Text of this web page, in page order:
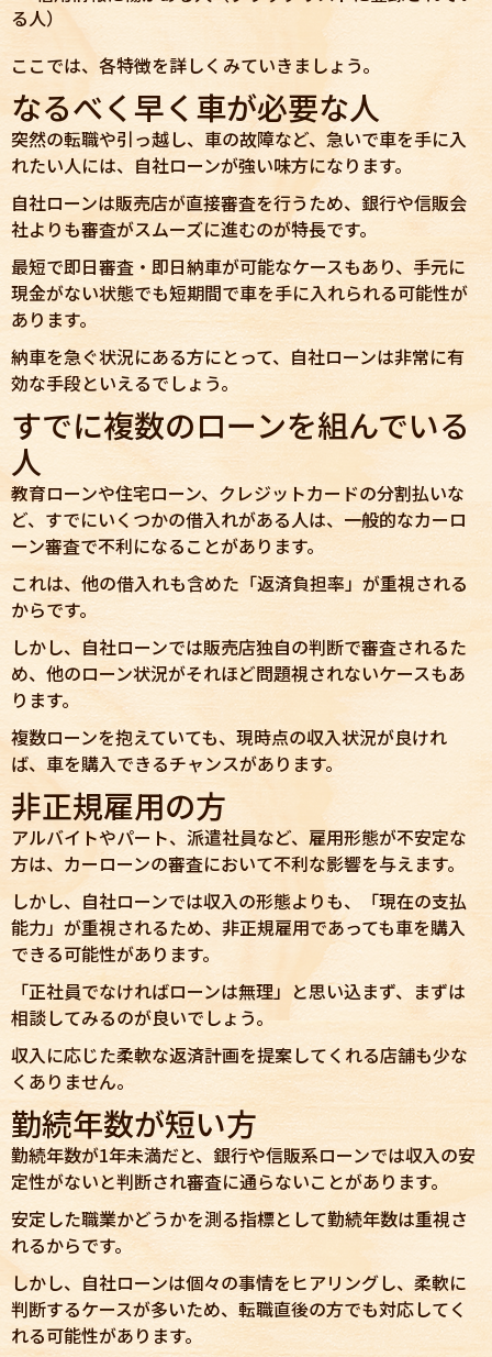
る人）
ここでは、各特徴を詳しくみていきましょう。
なるべく早く車が必要な人
突然の転職や引っ越し、車の故障など、急いで車を手に入
れたい人には、自社ローンが強い味方になります。
自社ローンは販売店が直接審査を行うため、銀行や信販会
社よりも審査がスムーズに進むのが特長です。
最短で即日審査・即日納車が可能なケースもあり、手元に
現金がない状態でも短期間で車を手に入れられる可能性が
あります。
納車を急ぐ状況にある方にとって、自社ローンは非常に有
効な手段といえるでしょう。
すでに複数のローンを組んでいる
人
教育ローンや住宅ローン、クレジットカードの分割払いな
ど、すでにいくつかの借入れがある人は、一般的なカーロ
ーン審査で不利になることがあります。
これは、他の借入れも含めた「返済負担率」が重視される
からです。
しかし、自社ローンでは販売店独自の判断で審査されるた
め、他のローン状況がそれほど問題視されないケースもあ
ります。
複数ローンを抱えていても、現時点の収入状況が良けれ
ば、車を購入できるチャンスがあります。
非正規雇用の方
アルバイトやパート、派遣社員など、雇用形態が不安定な
方は、カーローンの審査において不利な影響を与えます。
しかし、自社ローンでは収入の形態よりも、「現在の支払
能力」が重視されるため、非正規雇用であっても車を購入
できる可能性があります。
「正社員でなければローンは無理」と思い込まず、まずは
相談してみるのが良いでしょう。
収入に応じた柔軟な返済計画を提案してくれる店舗も少な
くありません。
勤続年数が短い方
勤続年数が1年未満だと、銀行や信販系ローンでは収入の安
定性がないと判断され審査に通らないことがあります。
安定した職業かどうかを測る指標として勤続年数は重視さ
れるからです。
しかし、自社ローンは個々の事情をヒアリングし、柔軟に
判断するケースが多いため、転職直後の方でも対応してく
れる可能性があります。